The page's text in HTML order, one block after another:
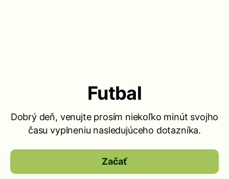
Futbal
Dobrý deň, venujte prosím niekoľko minút svojho
času vyplneniu nasledujúceho dotazníka.
Začať